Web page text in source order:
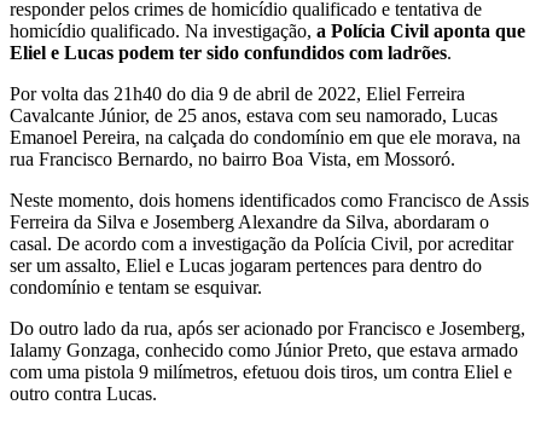
responder pelos crimes de homicídio qualificado e tentativa de
homicídio qualificado. Na investigação, a Polícia Civil aponta que
Eliel e Lucas podem ter sido confundidos com ladrões.
Por volta das 21h40 do dia 9 de abril de 2022, Eliel Ferreira
Cavalcante Júnior, de 25 anos, estava com seu namorado, Lucas
Emanoel Pereira, na calçada do condomínio em que ele morava, na
rua Francisco Bernardo, no bairro Boa Vista, em Mossoró.
Neste momento, dois homens identificados como Francisco de Assis
Ferreira da Silva e Josemberg Alexandre da Silva, abordaram o
casal. De acordo com a investigação da Polícia Civil, por acreditar
ser um assalto, Eliel e Lucas jogaram pertences para dentro do
condomínio e tentam se esquivar.
Do outro lado da rua, após ser acionado por Francisco e Josemberg,
Ialamy Gonzaga, conhecido como Júnior Preto, que estava armado
com uma pistola 9 milímetros, efetuou dois tiros, um contra Eliel e
outro contra Lucas.